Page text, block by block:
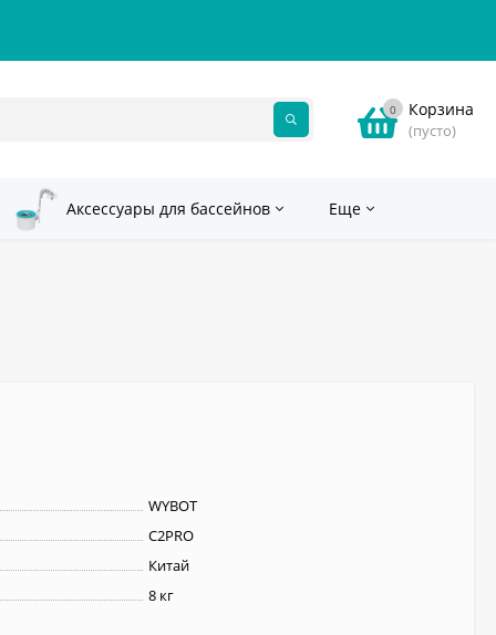
0 Корзина
(пусто)
Аксессуары для бассейнов Еще
WYBOT
C2PRO
Китай
8 кг